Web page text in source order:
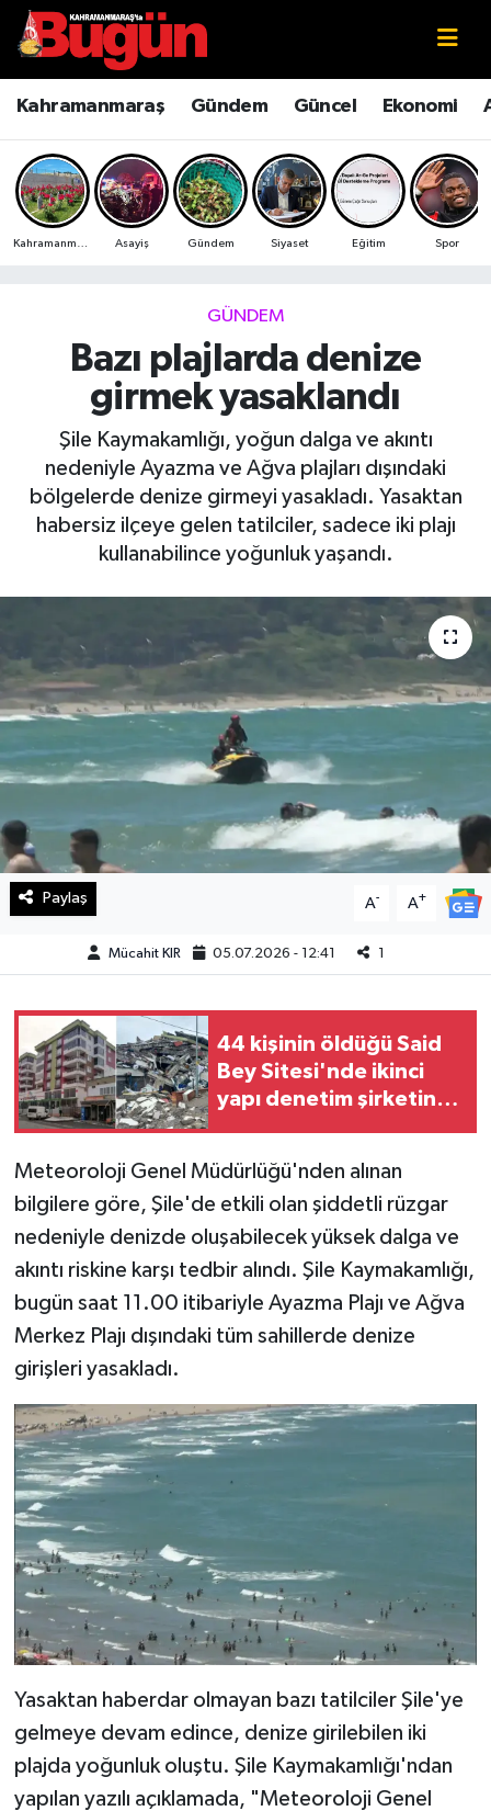
Kahramanmaraş Gündem Güncel Ekonomi
Asayiş Gündem Siyaset Eğitim Spor
GÜNDEM
Bazı plajlarda denize
girmek yasaklandı
Şile Kaymakamlığı, yoğun dalga ve akıntı
nedeniyle Ayazma ve Ağva plajları dışındaki
bölgelerde denize girmeyi yasakladı. Yasaktan
habersiz ilçeye gelen tatilciler, sadece iki plajı
kullanabilince yoğunluk yaşandı.
Paylaş A- A+
Mücahit KIR 05.07.2026 - 12:41 1
44 kişinin öldüğü Said
Bey Sitesi'nde ikinci
yapı denetim şirketinin
Meteoroloji Genel Müdürlüğü'nden alınan
bilgilere göre, Şile'de etkili olan şiddetli rüzgar
nedeniyle denizde oluşabilecek yüksek dalga ve
akıntı riskine karşı tedbir alındı. Şile Kaymakamlığı,
bugün saat 11.00 itibariyle Ayazma Plajı ve Ağva
Merkez Plajı dışındaki tüm sahillerde denize
girişleri yasakladı.
Yasaktan haberdar olmayan bazı tatilciler Şile'ye
gelmeye devam edince, denize girilebilen iki
plajda yoğunluk oluştu. Şile Kaymakamlığı'ndan
yapılan yazılı açıklamada, "Meteoroloji Genel
Kahramanmaraş
Kahramanmaraş Sokak Röportajları
Bilim ve Teknoloji
Çevre
Ekonomi
Genel
Güncel
Haberde İnsan
Magazin
Manşet Altı
Manşetler
Sağlık
Spor
SürManşet
Teknoloji
Yaşam
Kahramanmaraş Nöbetçi Eczaneler
Kahramanmaraş Hava Durumu
Kahramanmaraş Namaz Vakitleri
Kahramanmaraş Trafik Yoğunluk Haritası
Süper Lig Puan Durumu ve Fikstür
Tüm Manşetler
Son Dakika Haberleri
Haber Arşivi